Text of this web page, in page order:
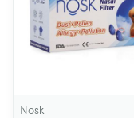
Nosk